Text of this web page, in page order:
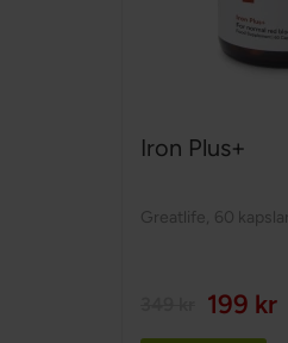
Iron Plus+
Greatlife 60 kapslar
199 kr